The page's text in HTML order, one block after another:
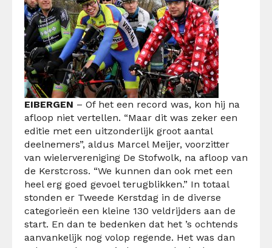
EIBERGEN – Of het een record was, kon hij na
afloop niet vertellen. “Maar dit was zeker een
editie met een uitzonderlijk groot aantal
deelnemers”, aldus Marcel Meijer, voorzitter
van wielervereniging De Stofwolk, na afloop van
de Kerstcross. “We kunnen dan ook met een
heel erg goed gevoel terugblikken.” In totaal
stonden er Tweede Kerstdag in de diverse
categorieën een kleine 130 veldrijders aan de
start. En dan te bedenken dat het ’s ochtends
aanvankelijk nog volop regende. Het was dan